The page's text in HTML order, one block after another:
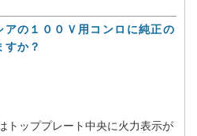
アの１００Ｖ用コンロに純正の
か？
トッププレート中央に火力表示が